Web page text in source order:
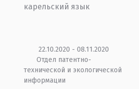
карельский язык
22.10.2020 - 08.11.2020
Отдел патентно-
технической и экологической
информации